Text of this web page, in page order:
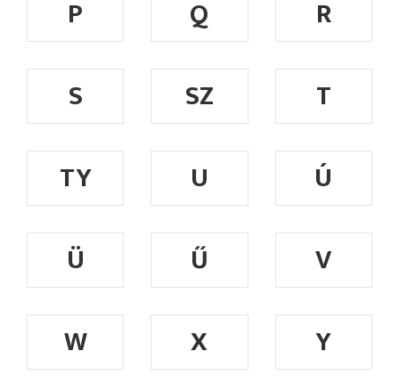
P
Q
R
S
SZ
T
TY
U
Ú
Ü
Ű
V
W
X Y